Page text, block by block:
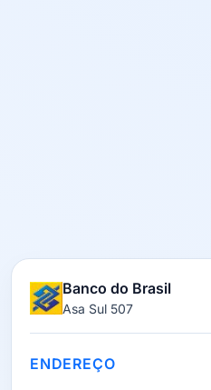
Banco do Brasil
Asa Sul 507
ENDEREÇO